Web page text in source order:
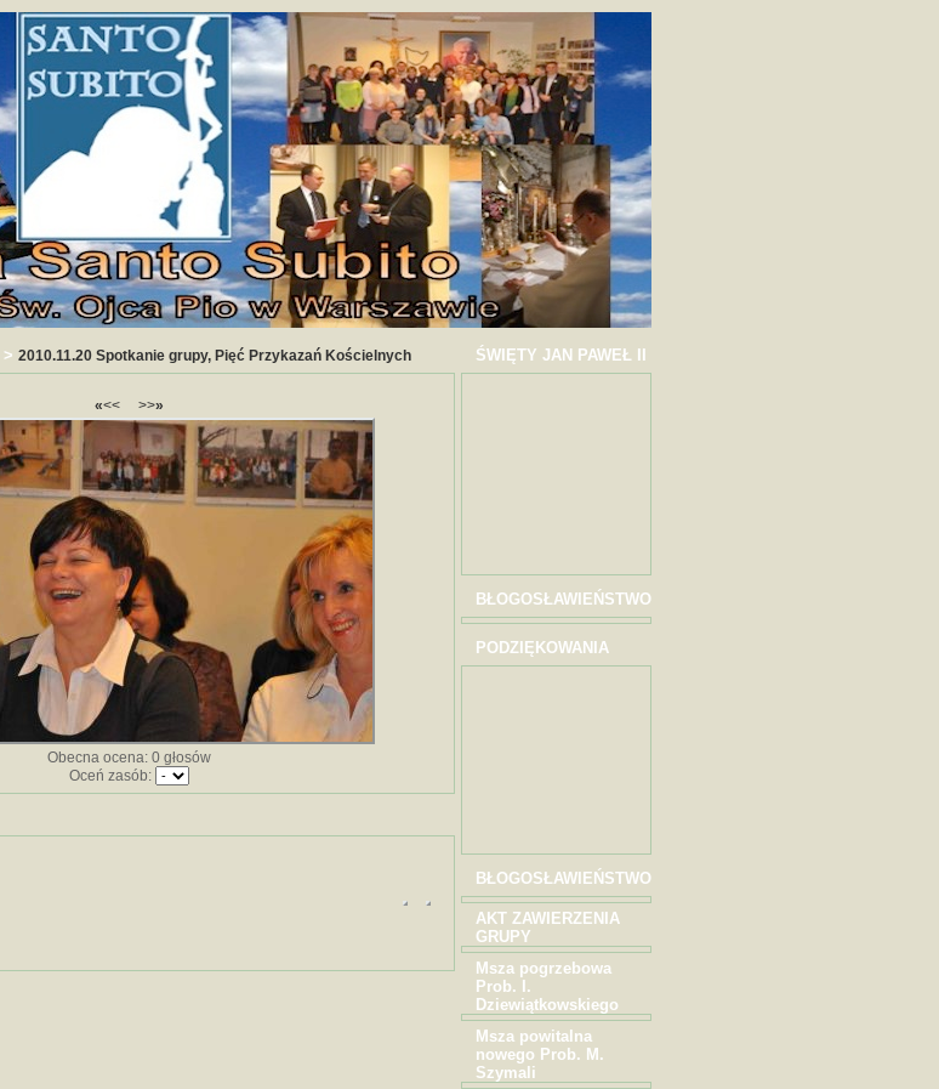
> 2010.11.20 Spotkanie grupy, Pięć Przykazań Kościelnych
«<< >>»
Obecna ocena: 0 głosów
Oceń zasób:
ŚWIĘTY JAN PAWEŁ II
BŁOGOSŁAWIEŃSTWO
PODZIĘKOWANIA
BŁOGOSŁAWIEŃSTWO
AKT ZAWIERZENIA
GRUPY
Msza pogrzebowa
Prob. I.
Dziewiątkowskiego
Msza powitalna
nowego Prob. M.
Szymali